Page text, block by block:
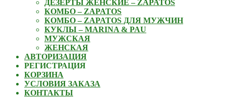
ДЕЗЕРТЫ ЖЕНСКИЕ – ZAPATOS
КОМБО – ZAPATOS
КОМБО – ZAPATOS ДЛЯ МУЖЧИН
КУКЛЫ – MARINA & PAU
МУЖСКАЯ
ЖЕНСКАЯ
АВТОРИЗАЦИЯ
РЕГИСТРАЦИЯ
КОРЗИНА
УСЛОВИЯ ЗАКАЗА
КОНТАКТЫ